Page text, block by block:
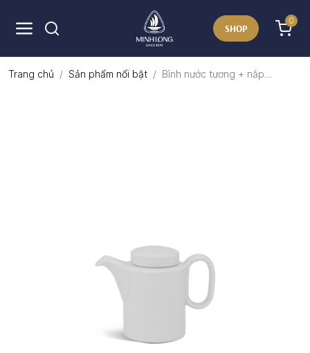
SHOP
0
Trang chủ Sản phẩm nổi bật Bình nước tương + nắp...